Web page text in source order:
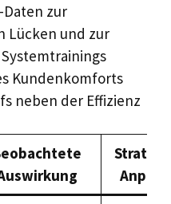
zur
Lücken und zur
Kundenkomforts
neben der Effizienz